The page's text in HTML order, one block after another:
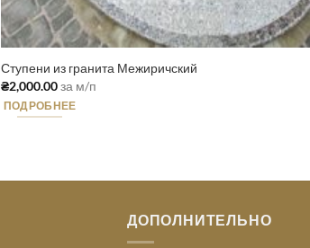
Ступени из гранита Межиричский
₴2,000.00за м/п
ПОДРОБНЕЕ
ДОПОЛНИТЕЛЬНО